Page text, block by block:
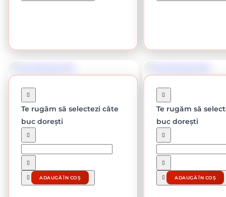
În stoc
Tija filetata M6
2.50 lei / buc
Te rugăm să selectezi câte
buc dorești
ADAUGĂ ÎN COȘ
În stoc
Tija filetata M8
3.20 lei /
Te rugăm să
buc dorești
ADAUGĂ ÎN COȘ